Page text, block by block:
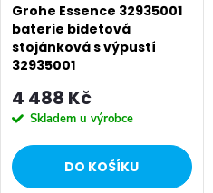
Grohe Essence 32935001
baterie bidetová
stojánková s výpustí
32935001
4 488 Kč
Skladem u výrobce
DO KOŠÍKU